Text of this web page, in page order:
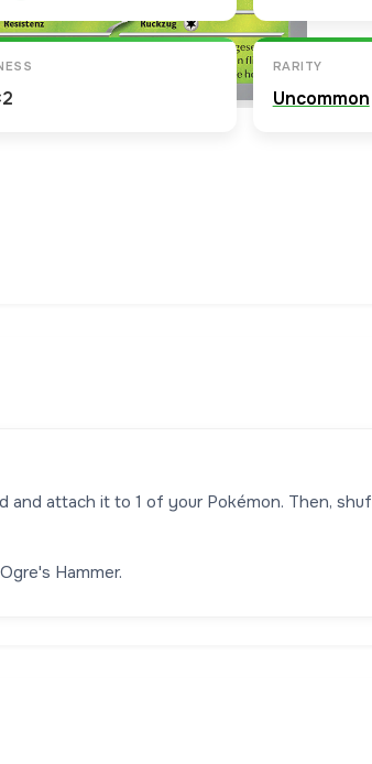
RARITY
Uncommon
and attach it to 1 of your Pokémon. Then,
Hammer.